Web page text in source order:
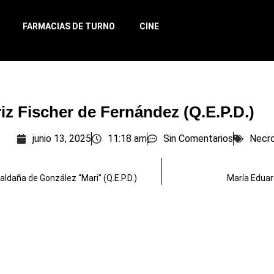
FARMACIAS DE TURNO CINE
Fischer de Fernández (Q.E.P.D.)
junio 13, 2025 11:18 am Sin Comentarios
de González “Mari” (Q.E.P.D.) María